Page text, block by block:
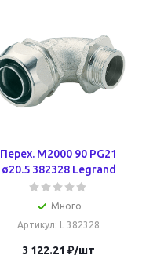
Перех. M2000 90 PG21
ø20.5 382328 Legrand
Много
Артикул: L 382328
3 122.21 ₽/шт